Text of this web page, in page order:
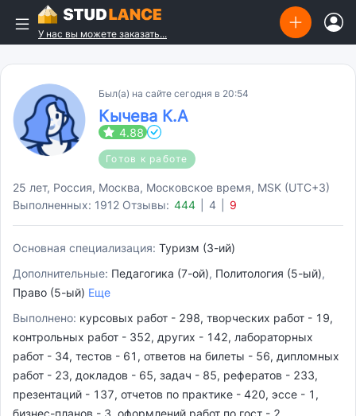
У нас вы можете заказать...
Был(а) на сайте сегодня в 20:54
Кычева К.А
4.88
Готов к работе
25 лет, Россия, Москва, Московское время, MSK (UTC+3)
Выполненных: 1912 Отзывы: 444 4 9
Основная специализация: Туризм (3-ий)
Дополнительные: Педагогика (7-ой), Политология (5-ый),
Право (5-ый) Еще
Выполнено: курсовых работ - 298, творческих работ - 19,
контрольных работ - 352, других - 142, лабораторных
работ - 34, тестов - 61, ответов на билеты - 56, дипломных
работ - 23, докладов - 65, задач - 85, рефератов - 233,
презентаций - 137, отчетов по практике - 420, эссе - 1,
бизнес-планов - 3, оформлений работ по гост - 2